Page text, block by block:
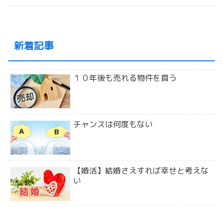
新着記事
１０年後も売れる物件を買う
チャンスは何度もない
【婚活】結婚さえすれば幸せと考えな
い